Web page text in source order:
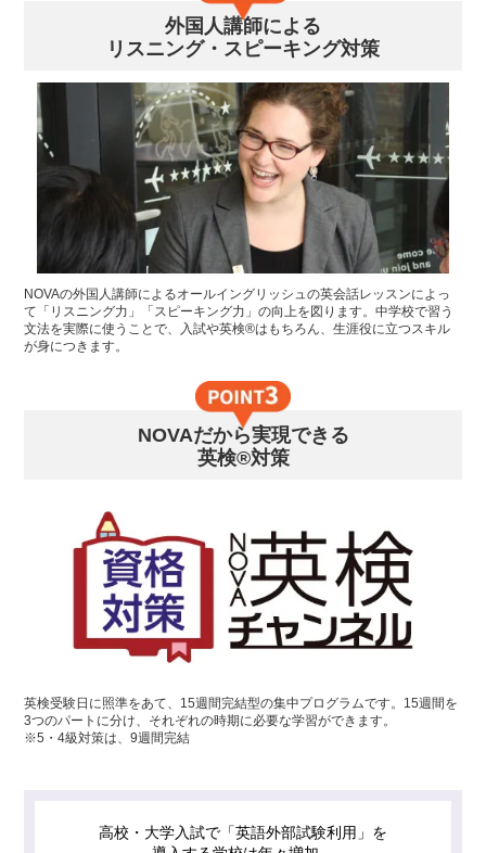
外国人講師による
リスニング・スピーキング対策
NOVAの外国人講師によるオールイングリッシュの英会話レッスンによっ
て「リスニング力」「スピーキング力」の向上を図ります。中学校で習う
文法を実際に使うことで、入試や英検®はもちろん、生涯役に立つスキル
が身につきます。
NOVAだから実現できる
英検®対策
英検受験日に照準をあて、15週間完結型の集中プログラムです。15週間を
3つのパートに分け、それぞれの時期に必要な学習ができます。
※5・4級対策は、9週間完結
高校・大学入試で「英語外部試験利用」を